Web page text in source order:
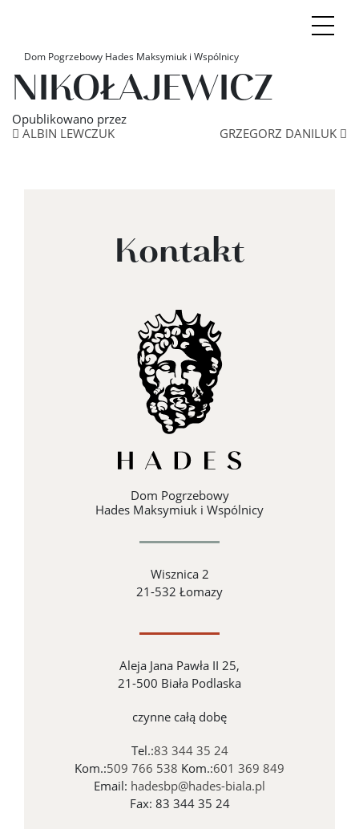
Dom Pogrzebowy Hades Maksymiuk i Wspólnicy
MIECZYSŁAW
NIKOŁAJEWICZ
Opublikowano przez
Nawigacja po
ALBIN LEWCZUK GRZEGORZ DANILUK
Kontakt
Dom Pogrzebowy
Hades Maksymiuk i Wspólnicy
Wisznica 2
21-532 Łomazy
Aleja Jana Pawła II 25,
21-500 Biała Podlaska
czynne całą dobę
Tel.:83 344 35 24
Kom.:509 766 538 Kom.:601 369 849
Email: hadesbp@hades-biala.pl
Fax: 83 344 35 24